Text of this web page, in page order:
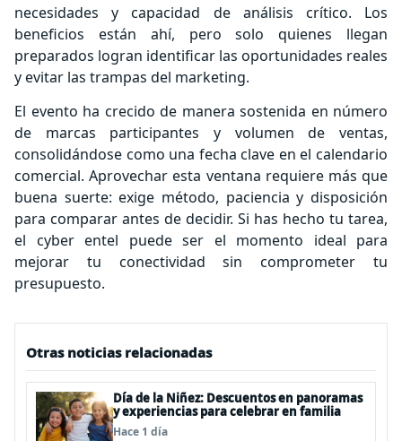
necesidades y capacidad de análisis crítico. Los
beneficios están ahí, pero solo quienes llegan
preparados logran identificar las oportunidades reales
y evitar las trampas del marketing.
El evento ha crecido de manera sostenida en número
de marcas participantes y volumen de ventas,
consolidándose como una fecha clave en el calendario
comercial. Aprovechar esta ventana requiere más que
buena suerte: exige método, paciencia y disposición
para comparar antes de decidir. Si has hecho tu tarea,
el cyber entel puede ser el momento ideal para
mejorar tu conectividad sin comprometer tu
presupuesto.
Otras noticias relacionadas
Día de la Niñez: Descuentos en panoramas
y experiencias para celebrar en familia
Hace 1 día